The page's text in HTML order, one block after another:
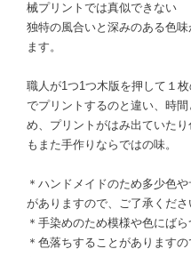
械プリントでは真似できない
独特の風合いと深みのある色
ます。
職人が1つ1つ木版を押して１
でプリントするのと違い、時
め、プリントがはみ出ていた
もまた手作りならではの味。
＊ハンドメイドのため多少色
がありますので、ご了承くださ
＊手染めのため模様や色にばら
＊色落ちすることがあります